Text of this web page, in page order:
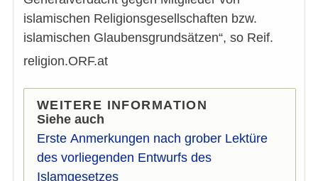
islamischen Religionsgesellschaften bzw.
islamischen Glaubensgrundsätzen“, so Reif.
religion.ORF.at
WEITERE INFORMATION
Siehe auch
Erste Anmerkungen nach grober Lektüre
des vorliegenden Entwurfs des
Islamgesetzes